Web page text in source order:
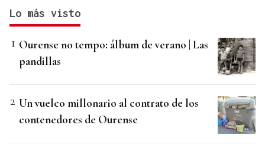
Lo más visto
Ourense no tempo: álbum de verano | Las
pandillas
Un vuelco millonario al contrato de los
contenedores de Ourense